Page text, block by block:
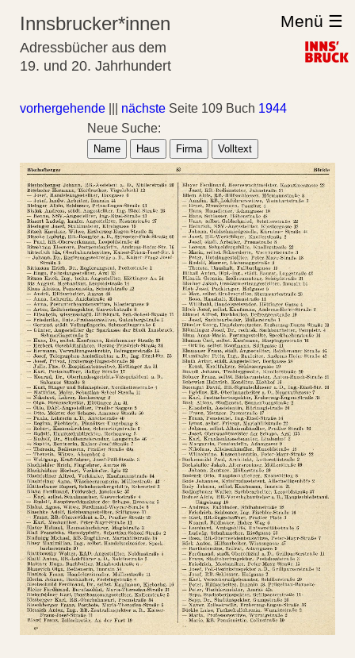
Innsbrucker*innen
Adressbücher aus dem
19. und 20. Jahrhundert
Menü ☰
vorhergehende nächste Seite 109 Buch 1944
Neue Suche:
Name Haus Firma Volltext